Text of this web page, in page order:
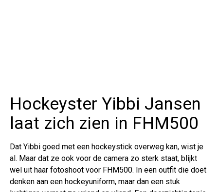
Hockeyster Yibbi Jansen
laat zich zien in FHM500
Dat Yibbi goed met een hockeystick overweg kan, wist je
al. Maar dat ze ook voor de camera zo sterk staat, blijkt
wel uit haar fotoshoot voor FHM500. In een outfit die doet
denken aan een hockeyuniform, maar dan een stuk